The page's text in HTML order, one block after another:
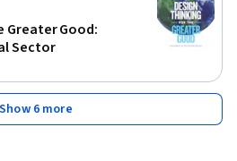
Greater Good:
Sector
Show 6 more